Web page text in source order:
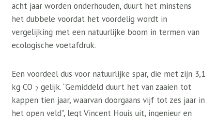
acht jaar worden onderhouden, duurt het minstens
het dubbele voordat het voordelig wordt in
vergelijking met een natuurlijke boom in termen van
ecologische voetafdruk.
Een voordeel dus voor natuurlijke spar, die met zijn 3,1
kg CO 2 gelijk. “Gemiddeld duurt het van zaaien tot
kappen tien jaar, waarvan doorgaans vijf tot zes jaar in
het open veld”, legt Vincent Houis uit, ingenieur en